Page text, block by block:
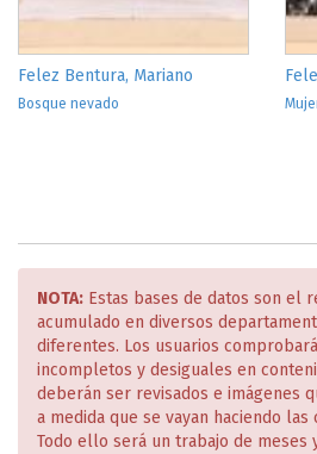
Felez Bentura, Mariano
Bosque nevado
NOTA: Estas bases de datos son el
acumulado en diversos
diferentes. Los usuarios
incompletos y desiguales en
deberán ser revisados e imágenes
a medida que se vayan haciendo las
Todo ello será un trabajo de meses